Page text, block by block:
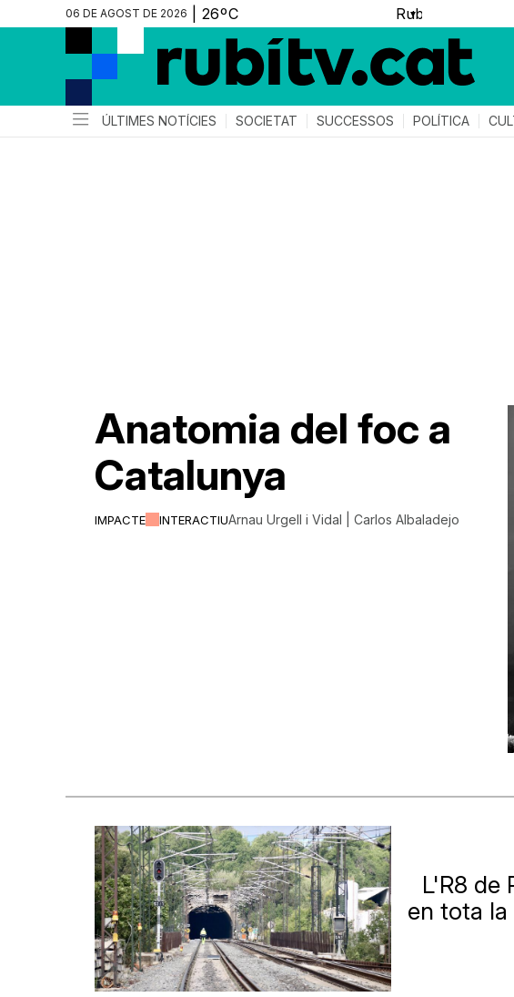
06 DE AGOST DE 2026 ▼
ÚLTIMES NOTÍCIES SOCIETAT SUCCESSOS POLÍTICA
IMPACTE INTERACTIU
Anatomia del foc a
Catalunya
Arnau Urgell i Vidal | Carlos Albaladejo
L'R8 de
en tota la